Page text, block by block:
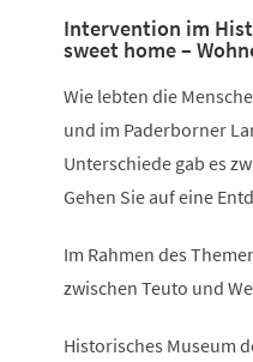
Intervention im
sweet home –
Wie lebten die
und im Paderborner
Unterschiede gab es
Gehen Sie auf eine
Im Rahmen des
zwischen Teuto und
Historisches Museum